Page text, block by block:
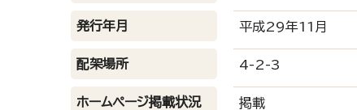
発行年月 平成29年11月
配架場所 4-2-3
ホームページ掲載状況
掲載